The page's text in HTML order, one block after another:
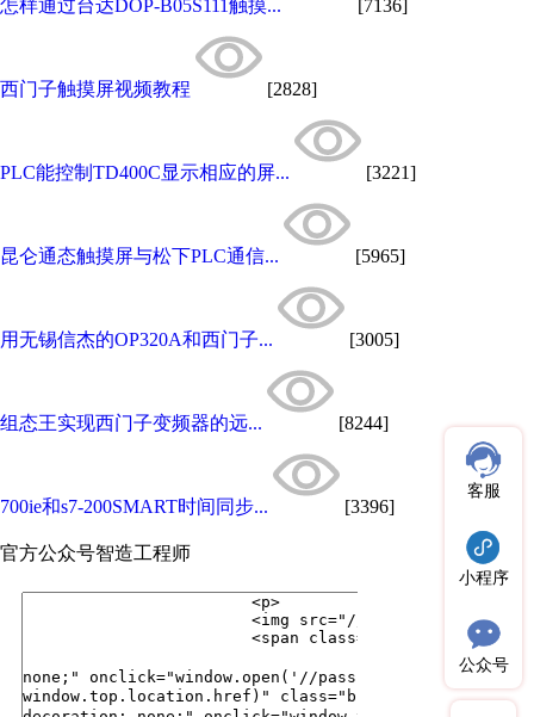
怎样通过台达DOP-B05S111触摸... [7136]
西门子触摸屏视频教程 [2828]
PLC能控制TD400C显示相应的屏... [3221]
昆仑通态触摸屏与松下PLC通信... [5965]
用无锡信杰的OP320A和西门子... [3005]
组态王实现西门子变频器的远... [8244]
700ie和s7-200SMART时间同步... [3396]
官方公众号智造工程师
客服
小程序
公众号